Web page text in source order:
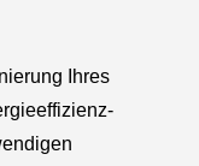
Ihres